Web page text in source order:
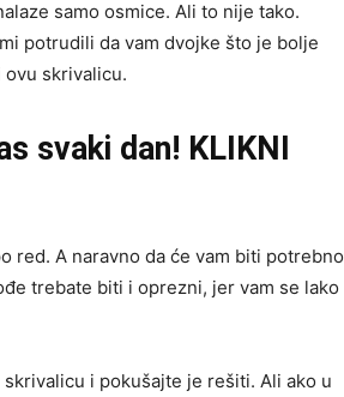
samo osmice. Ali to nije tako.
potrudili da vam dvojke što je bolje
ovu skrivalicu.
svaki dan! KLIKNI
red. A naravno da će vam biti potrebno
trebate biti i oprezni, jer vam se lako
i pokušajte je rešiti. Ali ako u